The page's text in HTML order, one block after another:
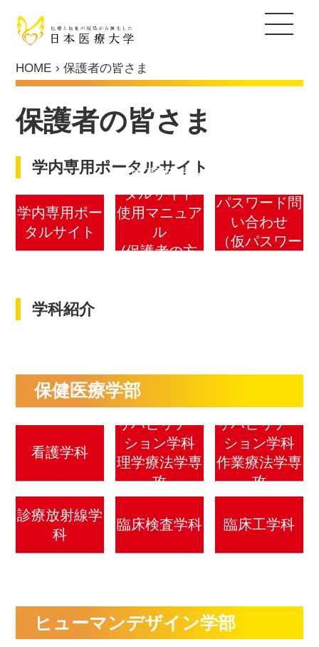
日本医療大学について
ヒューマンデザイン学部
総合福祉学部
通信教育部
大学院
キャリア教育支援
キャリアセンター
就職実績
国家試験対策支援
キャリア・アップ支援
センタースタッフ紹介
採用ご担当者の皆さま
保護者の皆さま
企業・一般の皆
さま
ま
図書館 認知症研究所 社会貢献 採用情報
関連グループ アクセス お問い合わせ
HOME 保護者の皆さま
保護者の皆さま
学内専用ポータルサイト
学内専用ポー
タルサイト
学内専用ポー
タルサイト
使用マニュア
ル
(保護者の方
パスワード問
い合わせ
（仮パスワー
学科紹介
保健医療学部
看護学科
リハビリテー
ション学科
理学療法学専
攻
リハビリテー
ション学科
作業療法学専
攻
診療放射線学
科
臨床検査学科 臨床工学科
ヒューマンデザイン学部